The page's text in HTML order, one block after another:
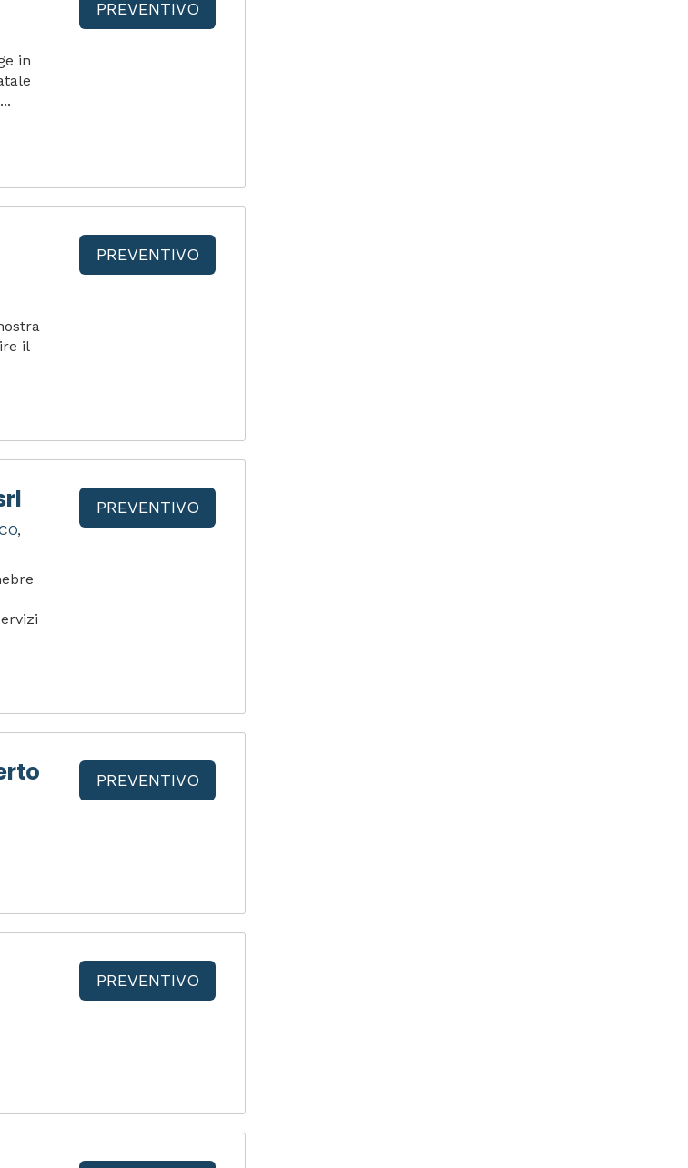
in
PREVENTIVO
il
PREVENTIVO
PREVENTIVO
PREVENTIVO
PREVENTIVO